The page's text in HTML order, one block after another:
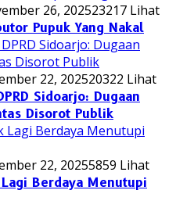
26, 202523217 Lihat
Pupuk Yang Nakal
22, 202520322 Lihat
Sidoarjo: Dugaan
Disorot Publik
22, 20255859 Lihat
Berdaya Menutupi